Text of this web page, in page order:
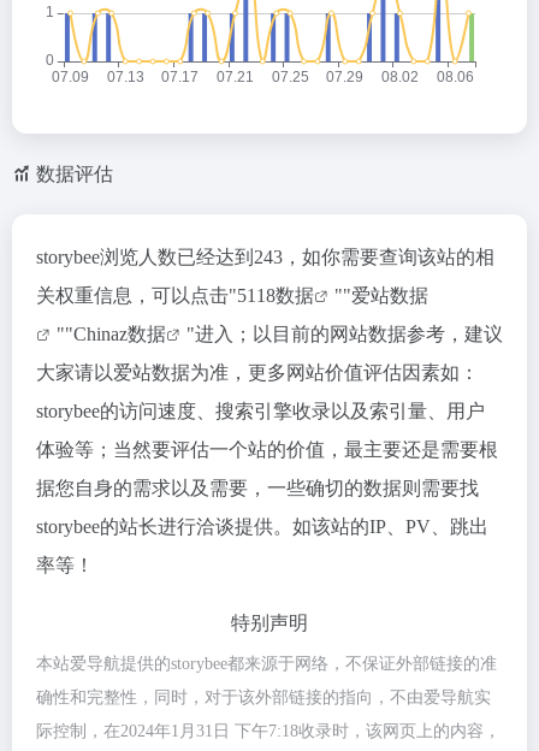
数据评估
storybee浏览人数已经达到243，如你需要查询该站的相
关权重信息，可以点击"5118数据 ""爱站数据
""Chinaz数据
"进入；以目前的网站数据参考，建议
大家请以爱站数据为准，更多网站价值评估因素如：
storybee的访问速度、搜索引擎收录以及索引量、用户
体验等；当然要评估一个站的价值，最主要还是需要根
据您自身的需求以及需要，一些确切的数据则需要找
storybee的站长进行洽谈提供。如该站的IP、PV、跳出
率等！
特别声明
本站爱导航提供的storybee都来源于网络，不保证外部链接的准
确性和完整性，同时，对于该外部链接的指向，不由爱导航实
际控制，在2024年1月31日 下午7:18收录时，该网页上的内容，